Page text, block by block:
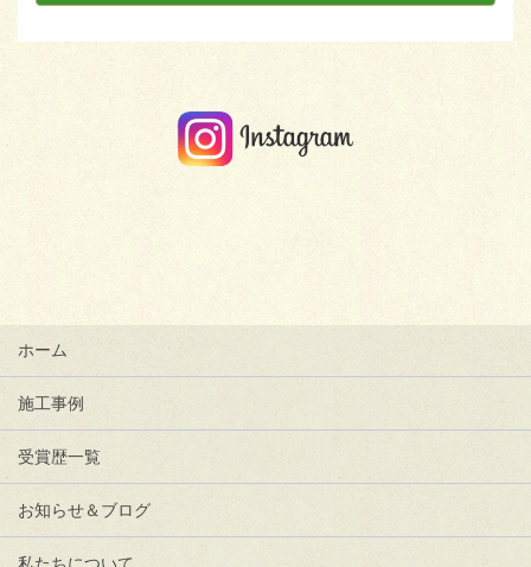
ホーム
施工事例
受賞歴一覧
お知らせ＆ブログ